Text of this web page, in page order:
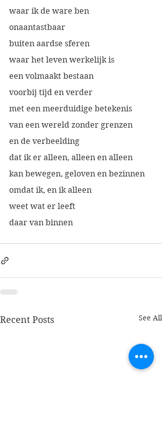
waar ik de ware ben
onaantastbaar
buiten aardse sferen
waar het leven werkelijk is
een volmaakt bestaan
voorbij tijd en verder
met een meerduidige betekenis
van een wereld zonder grenzen
en de verbeelding
dat ik er alleen, alleen en alleen
kan bewegen, geloven en bezinnen
omdat ik, en ik alleen
weet wat er leeft
daar van binnen
Recent Posts See All